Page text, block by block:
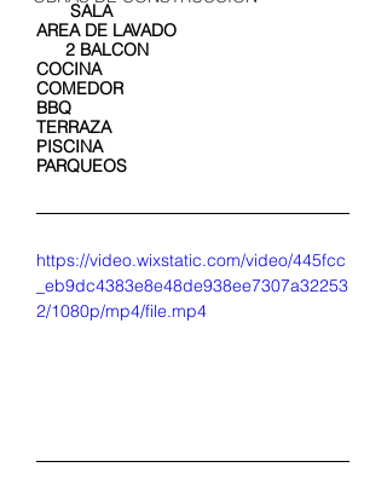
       SALA
AREA DE LAVADO
      2 BALCON
COCINA
COMEDOR
BBQ
TERRAZA
PISCINA
PARQUEOS
https://video.wixstatic.com/video/445fcc
_eb9dc4383e8e48de938ee7307a32253
2/1080p/mp4/file.mp4